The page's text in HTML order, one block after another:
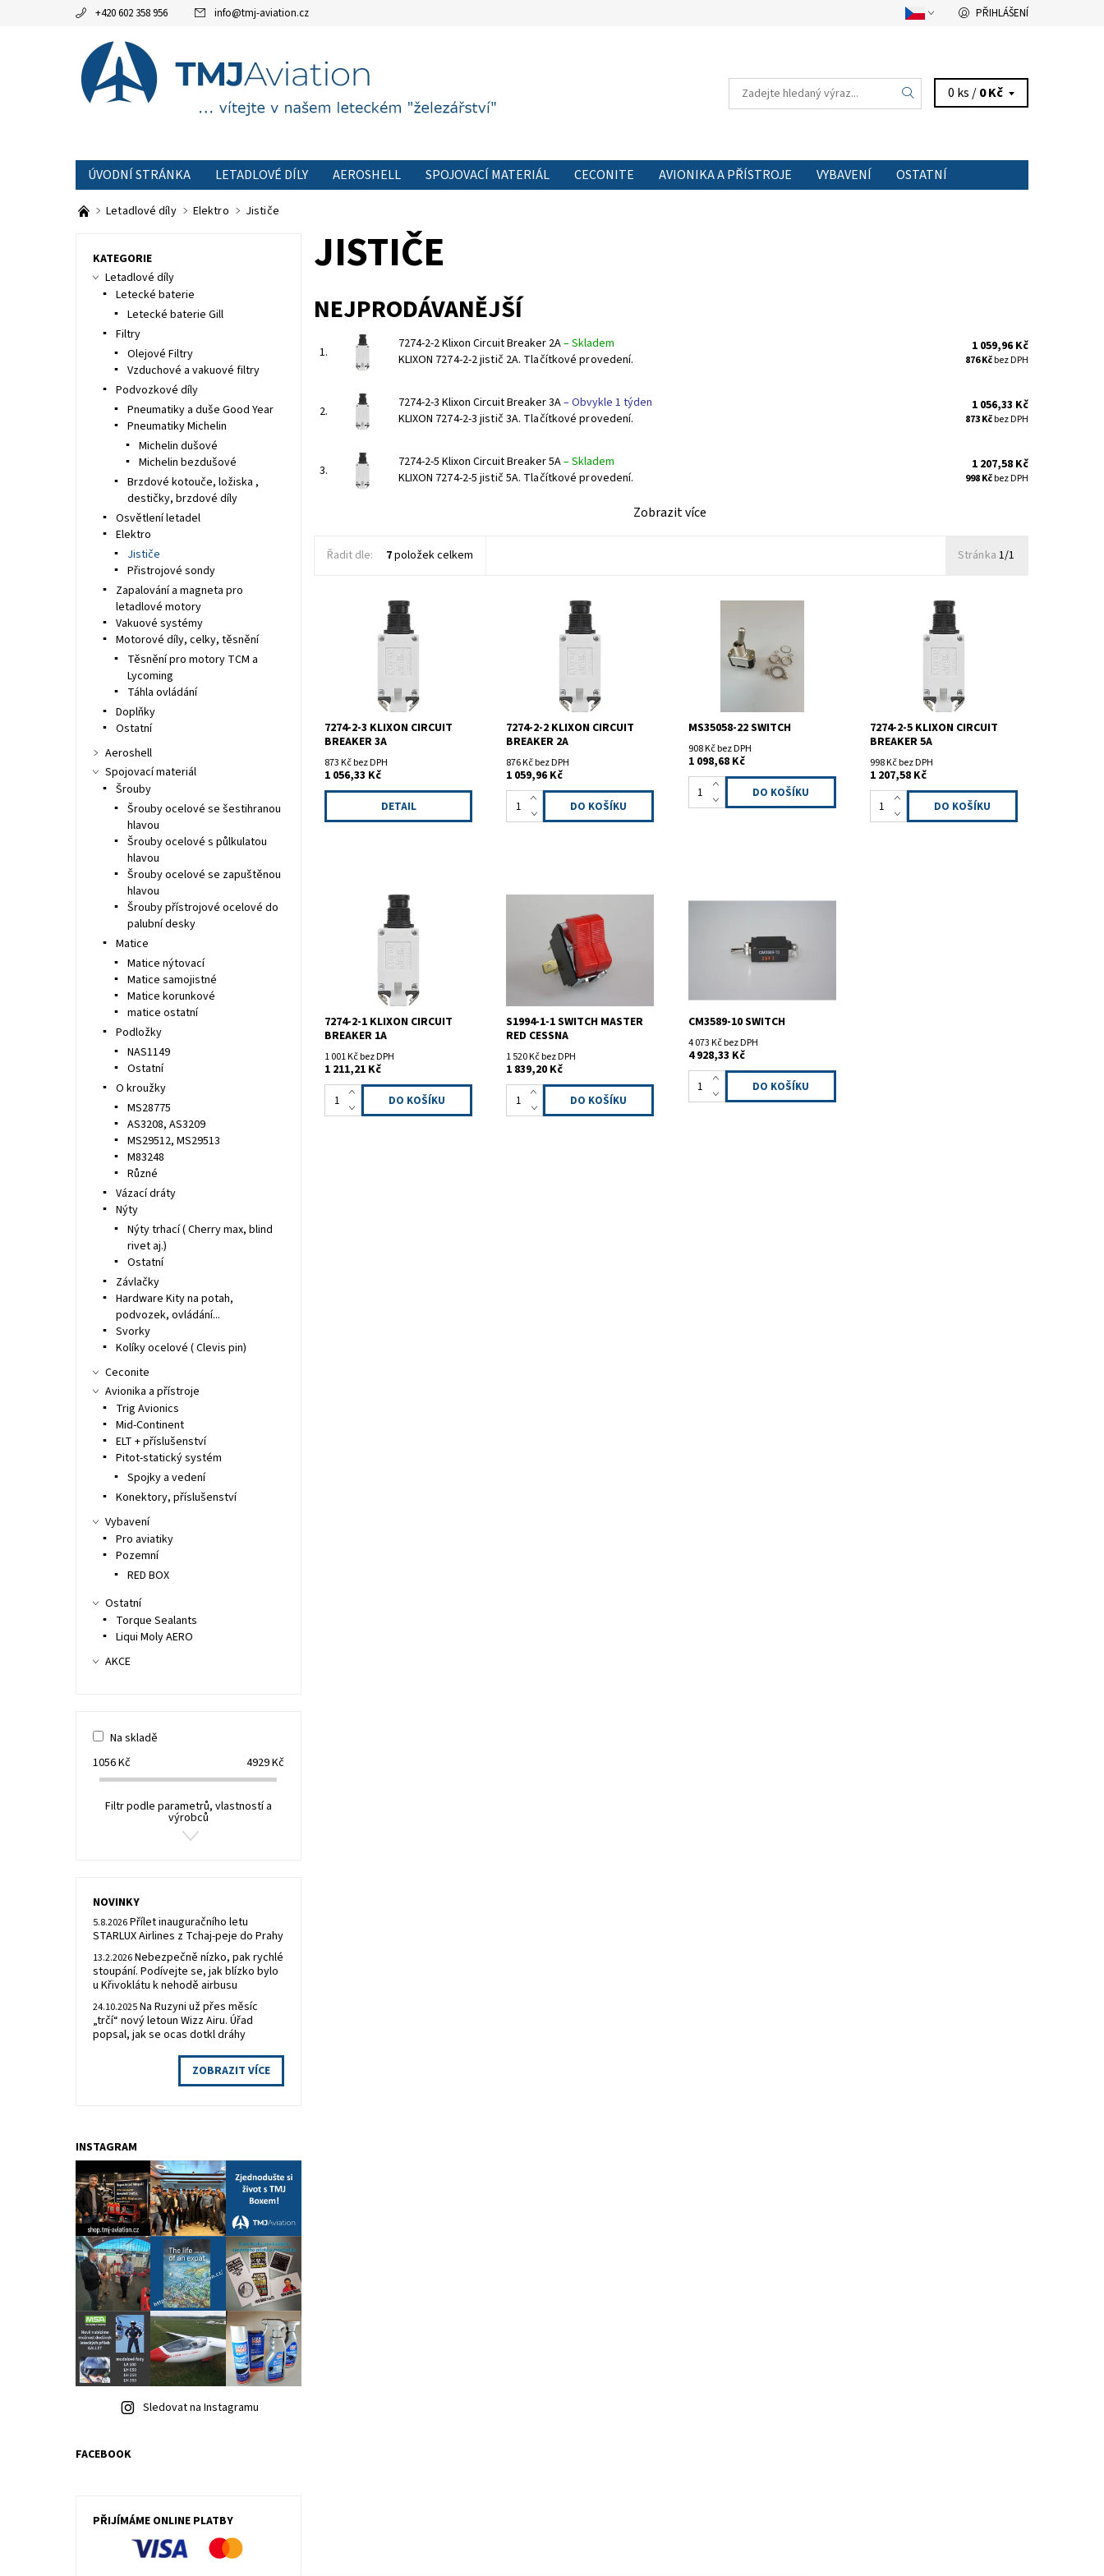
+420 602 358 956 info@tmj-aviation.cz PŘIHLÁŠENÍ
0 ks /0 Kč
ÚVODNÍ STRÁNKA LETADLOVÉ DÍLY AEROSHELL SPOJOVACÍ MATERIÁL CECONITE AVIONIKA A PŘÍSTROJE VYBAVENÍ
OSTATNÍ
AKCE
OBCHODNÍ PODMÍNKY
Letadlové díly Elektro Jističe
JISTIČE
NEJPRODÁVANĚJŠÍ
1.
7274-2-2 Klixon Circuit Breaker 2A–Skladem
KLIXON 7274-2-2 jistič 2A. Tlačítkové provedení.
1 059,96 Kč
876 Kčbez DPH
2.
7274-2-3 Klixon Circuit Breaker 3A–Obvykle 1 týden
KLIXON 7274-2-3 jistič 3A. Tlačítkové provedení.
1 056,33 Kč
873 Kčbez DPH
3.
7274-2-5 Klixon Circuit Breaker 5A–Skladem
KLIXON 7274-2-5 jistič 5A. Tlačítkové provedení.
1 207,58 Kč
998 Kčbez DPH
Zobrazit více
Řadit dle: 7položek celkem Stránka 1/1
KLIXON 7274-2-3 jistič 3A.
Tlačítkové provedení.
7274-2-3 KLIXON CIRCUIT
BREAKER 3A
873 Kč bez DPH
1 056,33 Kč
DETAIL
KLIXON 7274-2-2 jistič 2A.
Tlačítkové provedení.
7274-2-2 KLIXON CIRCUIT
BREAKER 2A
876 Kč bez DPH
1 059,96 Kč
MS35058-22 Switch
MS35058-22 SWITCH
908 Kč bez DPH
1 098,68 Kč
KLIXON 7274-2-5 jistič 5A.
Tlačítkové provedení.
7274-2-5 KLIXON CIRCUIT
BREAKER 5A
998 Kč bez DPH
1 207,58 Kč
KLIXON 7274-2-1 jistič 1A.
Tlačítkové provedení.
7274-2-1 KLIXON CIRCUIT
BREAKER 1A
1 001 Kč bez DPH
1 211,21 Kč
S1994-1-1 SWITCH MASTER
RED CESSNA
1 520 Kč bez DPH
1 839,20 Kč
CM3589-10 SWITCH
4 073 Kč bez DPH
4 928,33 Kč
KATEGORIE
Letadlové díly
Letecké baterie
Letecké baterie Gill
Filtry
Olejové Filtry
Vzduchové a vakuové filtry
Podvozkové díly
Pneumatiky a duše Good Year
Pneumatiky Michelin
Michelin dušové
Michelin bezdušové
Brzdové kotouče, ložiska ,
destičky, brzdové díly
Osvětlení letadel
Elektro
Jističe
Přistrojové sondy
Zapalování a magneta pro
letadlové motory
Vakuové systémy
Motorové díly, celky, těsnění
Těsnění pro motory TCM a
Lycoming
Táhla ovládání
Doplňky
Ostatní
Aeroshell
Spojovací materiál
Šrouby
Šrouby ocelové se šestihranou
hlavou
Šrouby ocelové s půlkulatou
hlavou
Šrouby ocelové se zapuštěnou
hlavou
Šrouby přístrojové ocelové do
palubní desky
Matice
Matice nýtovací
Matice samojistné
Matice korunkové
matice ostatní
Podložky
NAS1149
Ostatní
O kroužky
MS28775
AS3208, AS3209
MS29512, MS29513
M83248
Různé
Vázací dráty
Nýty
Nýty trhací ( Cherry max, blind
rivet aj.)
Ostatní
Závlačky
Hardware Kity na potah,
podvozek, ovládání...
Svorky
Kolíky ocelové ( Clevis pin)
Ceconite
Avionika a přístroje
Trig Avionics
Mid-Continent
ELT + příslušenství
Pitot-statický systém
Spojky a vedení
Konektory, příslušenství
Vybavení
Pro aviatiky
Pozemní
RED BOX
Ostatní
Torque Sealants
Liqui Moly AERO
AKCE
Na skladě
1056Kč 4929Kč
Filtr podle parametrů, vlastností a
výrobců
NOVINKY
5.8.2026Přílet inauguračního letu
STARLUX Airlines z Tchaj-peje do Prahy
13.2.2026Nebezpečně nízko, pak rychlé
stoupání. Podívejte se, jak blízko bylo
u Křivoklátu k nehodě airbusu
24.10.2025Na Ruzyni už přes měsíc
„trčí“ nový letoun Wizz Airu. Úřad
popsal, jak se ocas dotkl dráhy
ZOBRAZIT VÍCE
INSTAGRAM
Sledovat na Instagramu
FACEBOOK
PŘIJÍMÁME ONLINE PLATBY